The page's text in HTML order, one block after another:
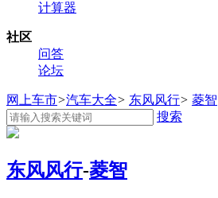
计算器
社区
问答
论坛
网上车市>汽车大全> 东风风行> 菱智
搜索
东风风行-菱智